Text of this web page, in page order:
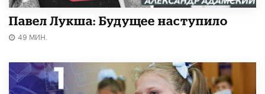
Павел Лукша: Будущее наступило
49 МИН.